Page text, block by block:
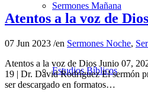
Sermones Mañana
Estudios Bíblicos
Atentos a la voz de Dios
07 Jun 2023 /en Sermones Noche,
Atentos a la voz de Dios Junio 07,
19 | Dr. David Rodríguez El sermón
ser descargado en formatos…